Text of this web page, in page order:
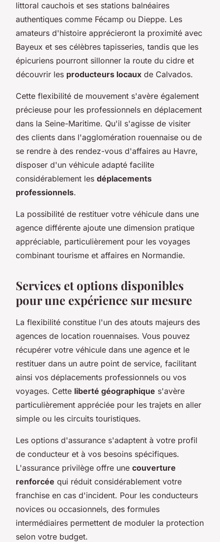
littoral cauchois et ses stations balnéaires
authentiques comme Fécamp ou Dieppe. Les
amateurs d'histoire apprécieront la proximité avec
Bayeux et ses célèbres tapisseries, tandis que les
épicuriens pourront sillonner la route du cidre et
découvrir les producteurs locaux de Calvados.
Cette flexibilité de mouvement s'avère également
précieuse pour les professionnels en déplacement
dans la Seine-Maritime. Qu'il s'agisse de visiter
des clients dans l'agglomération rouennaise ou de
se rendre à des rendez-vous d'affaires au Havre,
disposer d'un véhicule adapté facilite
considérablement les déplacements
professionnels.
La possibilité de restituer votre véhicule dans une
agence différente ajoute une dimension pratique
appréciable, particulièrement pour les voyages
combinant tourisme et affaires en Normandie.
Services et options disponibles
pour une expérience sur mesure
La flexibilité constitue l'un des atouts majeurs des
agences de location rouennaises. Vous pouvez
récupérer votre véhicule dans une agence et le
restituer dans un autre point de service, facilitant
ainsi vos déplacements professionnels ou vos
voyages. Cette liberté géographique s'avère
particulièrement appréciée pour les trajets en aller
simple ou les circuits touristiques.
Les options d'assurance s'adaptent à votre profil
de conducteur et à vos besoins spécifiques.
L'assurance privilège offre une couverture
renforcée qui réduit considérablement votre
franchise en cas d'incident. Pour les conducteurs
novices ou occasionnels, des formules
intermédiaires permettent de moduler la protection
selon votre budget.